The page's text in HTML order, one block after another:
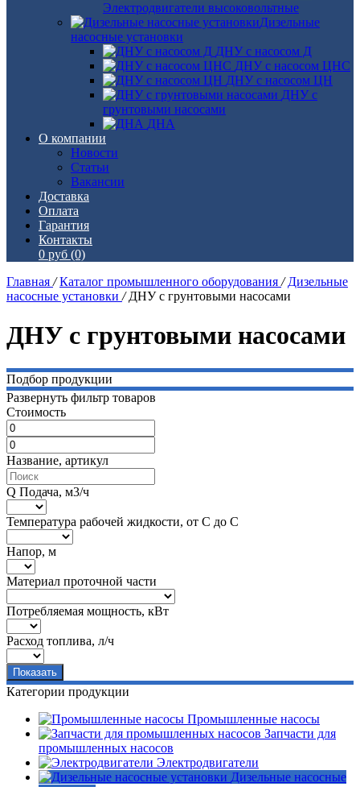
Электродвигатели высоковольтные
Дизельные
насосные установки
ДНУ с насосом Д
ДНУ с насосом ЦНС
ДНУ с насосом ЦН
ДНУ с
грунтовыми насосами
ДНА
О компании
Новости
Статьи
Вакансии
Доставка
Оплата
Гарантия
Контакты
0 руб (0)
Главная / Каталог промышленного оборудования / Дизельные
насосные установки / ДНУ с грунтовыми насосами
ДНУ с грунтовыми насосами
Подбор продукции
Развернуть фильтр товаров
Стоимость
Название, артикул
Q Подача, м3/ч
Температура рабочей жидкости, от С до С
Напор, м
Материал проточной части
Потребляемая мощность, кВт
Расход топлива, л/ч
Категории продукции
Промышленные насосы
Запчасти для
промышленных насосов
Электродвигатели
Дизельные насосные